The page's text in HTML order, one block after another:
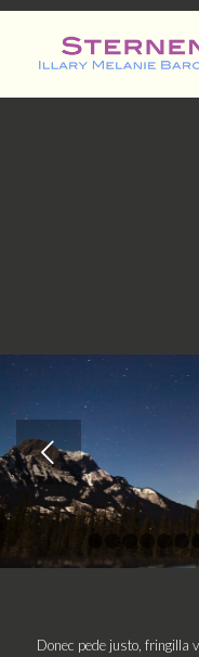
Donec pede justo, fringilla